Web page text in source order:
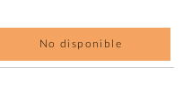
No disponible